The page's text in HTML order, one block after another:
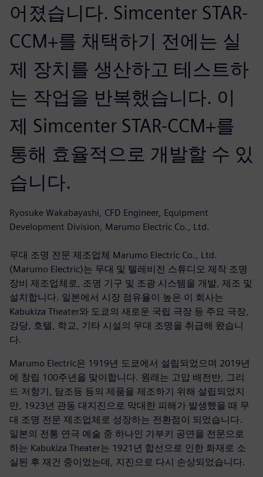
어졌습니다. Simcenter STAR-
CCM+를 채택하기 전에는 실
제 장치를 생산하고 테스트하
는 작업을 반복했습니다. 이
제 Simcenter STAR-CCM+를
통해 효율적으로 개발할 수 있
습니다.
Ryosuke Wakabayashi, CFD Engineer, Equipment
Development Division, Marumo Electric Co., Ltd.
무대 조명 전문 제조업체 Marumo Electric Co., Ltd.
(Marumo Electric)는 무대 및 텔레비전 스튜디오 제작 조명
장비 제조업체로, 조명 기구 및 조광 시스템을 개발, 제조 및
설치합니다. 일본에서 시장 점유율이 높은 이 회사는
Kabukiza Theater와 도쿄의 새로운 국립 극장 등 주요 극장,
강당, 호텔, 학교, 기타 시설의 무대 조명을 취급해 왔습니
다.
Marumo Electric은 1919년 도쿄에서 설립되었으며 2019년
에 창립 100주년을 맞이합니다. 원래는 고압 배전반, 그리
드 저항기, 탐조등 등의 제품을 제조하기 위해 설립되었지
만, 1923년 관동 대지진으로 막대한 피해가 발생했을 때 무
대 조명 전문 제조업체로 성장하는 전환점이 되었습니다.
일본의 전통 연극 예술 중 하나인 가부키 공연을 전문으로
하는 Kabukiza Theater는 1921년 합선으로 인한 화재로 소
실된 후 재건 중이었는데, 지진으로 다시 손상되었습니다.